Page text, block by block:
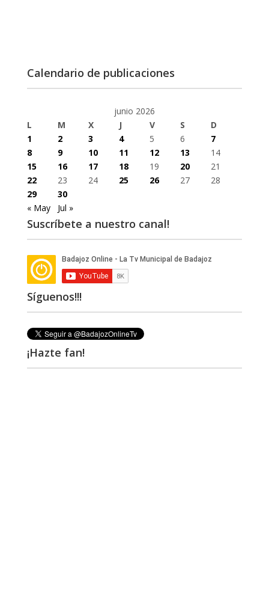
Calendario de publicaciones
junio 2026
L
M X J V S
D
1
2 3 4 5 6
7
8
9 10 11 12 13
14
15
16 17 18 19 20
21
22
23 24 25 26 27
28
29
30
« May
Jul »
Suscríbete a nuestro canal!
Síguenos!!!
¡Hazte fan!